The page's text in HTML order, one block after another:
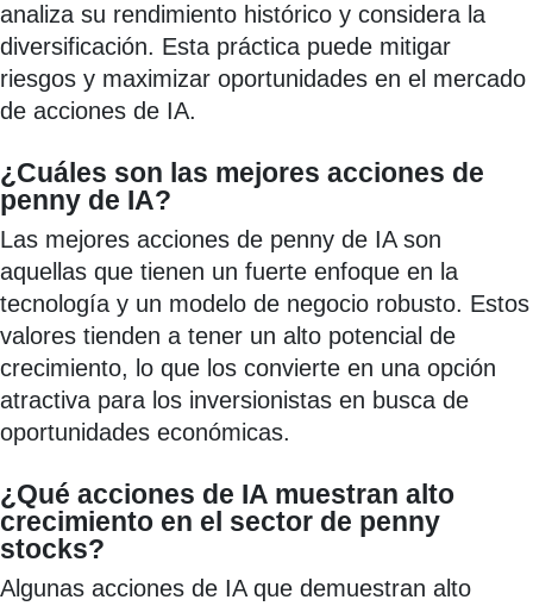
analiza su rendimiento histórico y considera la
diversificación. Esta práctica puede mitigar
riesgos y maximizar oportunidades en el mercado
de acciones de IA.
¿Cuáles son las mejores acciones de
penny de IA?
Las mejores acciones de penny de IA son
aquellas que tienen un fuerte enfoque en la
tecnología y un modelo de negocio robusto. Estos
valores tienden a tener un alto potencial de
crecimiento, lo que los convierte en una opción
atractiva para los inversionistas en busca de
oportunidades económicas.
¿Qué acciones de IA muestran alto
crecimiento en el sector de penny
stocks?
Algunas acciones de IA que demuestran alto